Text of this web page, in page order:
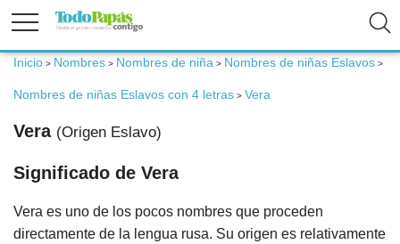
Embarazo
Inicio > Nombres > Nombres de niña > Nombres de niñas Eslavos >
Nombres de niñas Eslavos con 4 letras > Vera
Vera (Origen Eslavo)
Significado de Vera
Vera es uno de los pocos nombres que proceden
directamente de la lengua rusa. Su origen es relativamente